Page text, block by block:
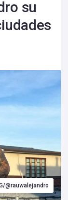
su
@rauwalejandro